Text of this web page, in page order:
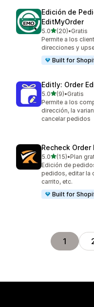
Edición de
EditMyOrder
5.0de 5 estrellas
(20)
20 reseñas en total
•Gratis
Permite a los
direcciones y
Built for
Editly: Order
5.0de 5 estrellas
(9)
9 reseñas en total
•Gratis
Permite a los
dirección, la
cancelar pedidos
Recheck
5.0de 5 estrellas
(15)
15 reseñas en total
•Plan
Edición de
pedidos, editar la
carrito, etc.
Built for
1